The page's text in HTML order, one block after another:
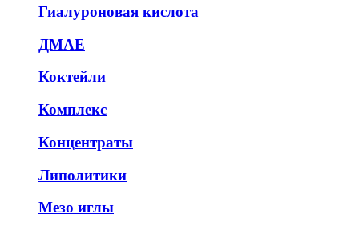
Гиалуроновая кислота
ДМАЕ
Коктейли
Комплекс
Концентраты
Липолитики
Мезо иглы